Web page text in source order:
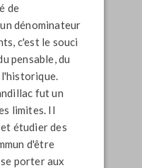
de
dénominateur
c'est le souci
pensable, du
l'historique.
fut un
limites. Il
étudier des
d'être
porter aux